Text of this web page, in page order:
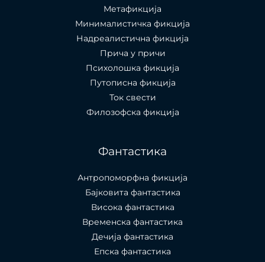
Метафикција
Минималистичка фикција
Надреалистична фикција
Прича у причи
Психолошкa фикција
Путописна фикција
Ток свести
Филозофска фикција
Фантастика
Антропоморфна фикција
Бајковита фантастика
Висока фантастика
Временска фантастика
Дечија фантастика
Епска фантастика